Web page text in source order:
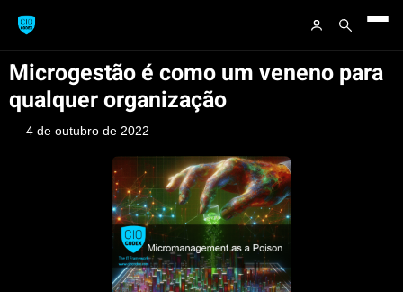
Microgestão é como um veneno para
qualquer organização
4 de outubro de 2022